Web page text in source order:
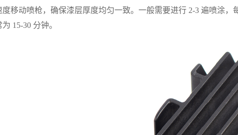
度移动喷枪，确保漆层厚度均匀一致。一般需要进行 2-3 遍喷涂
15-30 分钟。